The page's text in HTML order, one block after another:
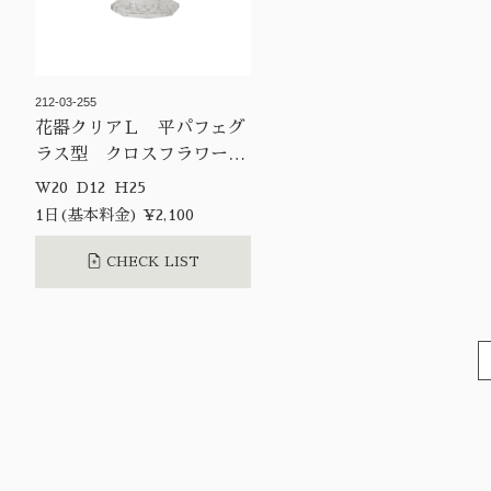
212-03-255
花器クリアＬ 平パフェグ
ラス型 クロスフラワーカ
ット
W20 D12 H25
1日(基本料金) ¥2,100
CHECK LIST